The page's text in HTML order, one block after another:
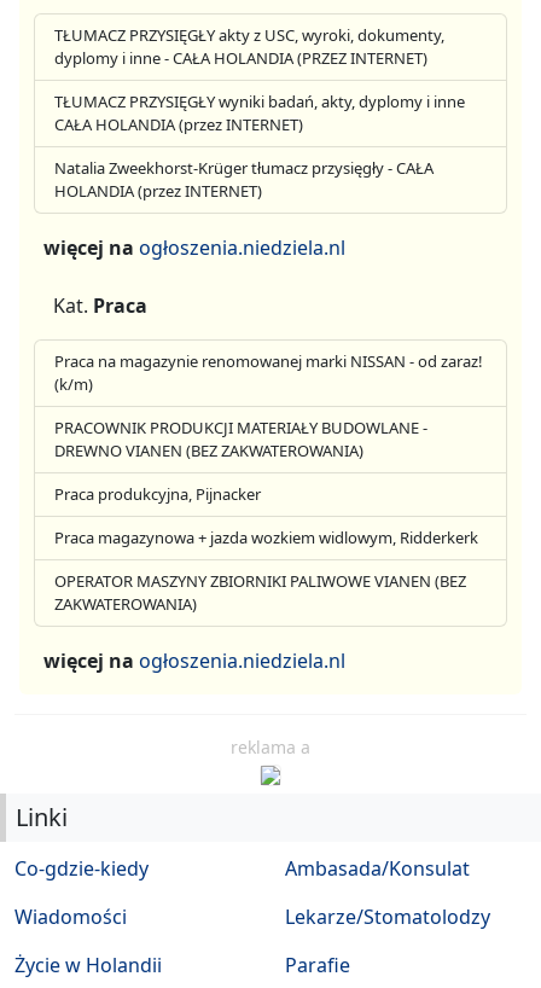
TŁUMACZ PRZYSIĘGŁY akty z USC, wyroki, dokumenty,
dyplomy i inne - CAŁA HOLANDIA (PRZEZ INTERNET)
TŁUMACZ PRZYSIĘGŁY wyniki badań, akty, dyplomy i inne
CAŁA HOLANDIA (przez INTERNET)
Natalia Zweekhorst-Krüger tłumacz przysięgły - CAŁA
HOLANDIA (przez INTERNET)
więcej na ogłoszenia.niedziela.nl
Kat. Praca
Praca na magazynie renomowanej marki NISSAN - od zaraz!
(k/m)
PRACOWNIK PRODUKCJI MATERIAŁY BUDOWLANE -
DREWNO VIANEN (BEZ ZAKWATEROWANIA)
Praca produkcyjna, Pijnacker
Praca magazynowa + jazda wozkiem widlowym, Ridderkerk
OPERATOR MASZYNY ZBIORNIKI PALIWOWE VIANEN (BEZ
ZAKWATEROWANIA)
więcej na ogłoszenia.niedziela.nl
reklama a
Linki
Co-gdzie-kiedy
Wiadomości
Życie w Holandii
Ambasada/Konsulat
Lekarze/Stomatolodzy
Parafie